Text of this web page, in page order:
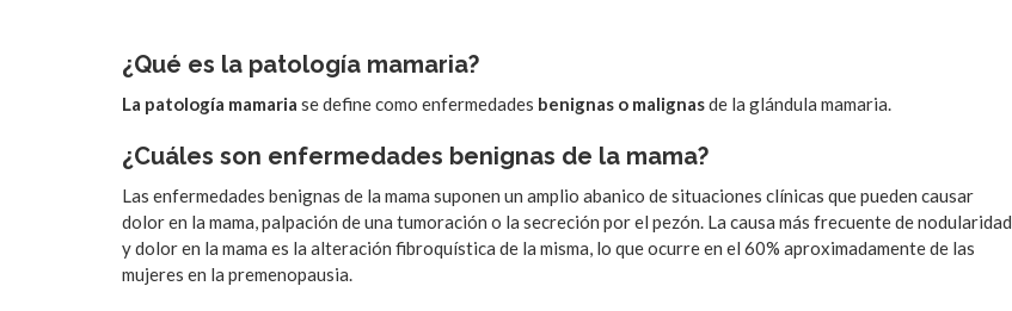
¿Qué es la patología mamaria?
La patología mamaria se define como enfermedades benignas o malignasde la glándula mamaria.
¿Cuáles son enfermedades benignas de la mama?
Las enfermedades benignas de la mama suponen un amplio abanico de situaciones clínicas que pueden causar
dolor en la mama, palpación de una tumoración o la secreción por el pezón. La causa más frecuente de nodularidad
y dolor en la mama es la alteración fibroquística de la misma, lo que ocurre en el 60% aproximadamente de las
mujeres en la premenopausia.